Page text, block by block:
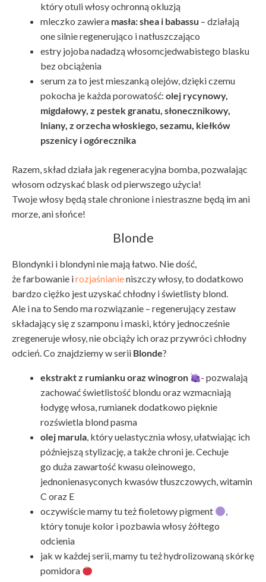
który otuli włosy ochronną okluzją
mleczko zawiera masła: shea i babassu – działają
one silnie regenerująco i natłuszczająco
estry jojoba nadadzą włosomcjedwabistego blasku
bez obciążenia
serum za to jest mieszanką olejów, dzięki czemu
pokocha je każda porowatość: olej rycynowy,
migdałowy, z pestek granatu, słonecznikowy,
lniany, z orzecha włoskiego, sezamu, kiełków
pszenicy i ogórecznika
Razem, skład działa jak regeneracyjna bomba, pozwalając
włosom odzyskać blask od pierwszego użycia!
Twoje włosy będą stale chronione i niestraszne będą im ani
morze, ani słońce!
Blonde
Blondynki i blondyni nie mają łatwo. Nie dość,
że farbowanie irozjaśnianieniszczy włosy, to dodatkowo
bardzo ciężko jest uzyskać chłodny i świetlisty blond.
Ale i na to Sendo ma rozwiązanie – regenerujący zestaw
składający się z szamponu i maski, który jednocześnie
zregeneruje włosy, nie obciąży ich oraz przywróci chłodny
odcień. Co znajdziemy w serii Blonde?
ekstrakt z rumianku oraz winogron
- pozwalają
zachować świetlistość blondu oraz wzmacniają
łodygę włosa, rumianek dodatkowo pięknie
rozświetla blond pasma
olej marula, który uelastycznia włosy, ułatwiając ich
późniejszą stylizację, a także chroni je. Cechuje
go duża zawartość kwasu oleinowego,
jednonienasyconych kwasów tłuszczowych, witamin
C oraz E
oczywiście mamy tu też fioletowy pigment
,
który tonuje kolor i pozbawia włosy żółtego
odcienia
jak w każdej serii, mamy tu też hydrolizowaną skórkę
pomidora